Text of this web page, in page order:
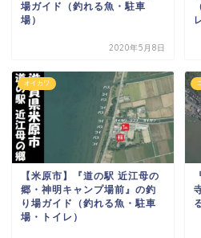
場ガイド（釣れる魚・駐車
場）
2020年5月8日
オイカワ
【米原市】『道の駅 近江母の
郷・神明キャンプ場前』の釣
り場ガイド（釣れる魚・駐車
場・トイレ）